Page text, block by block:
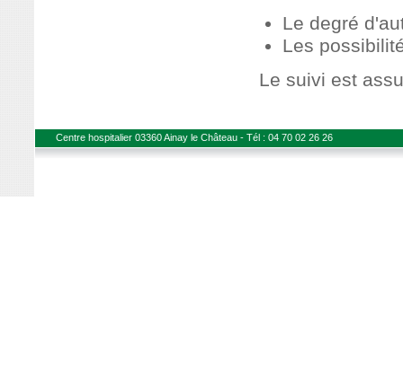
Le degré
Les
Le suivi est
Centre hospitalier 03360 Ainay le Château - Tél : 04 70 02 26 26